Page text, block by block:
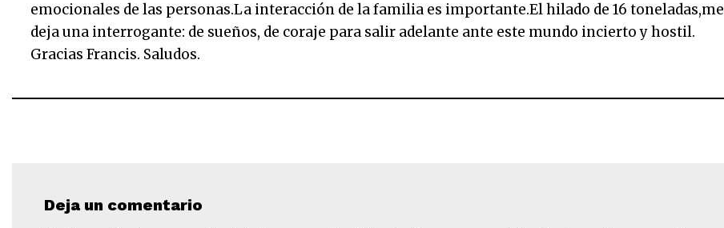
emocionales de las personas.La interacción de la familia es importante.El hilado de 16 toneladas,me
deja una interrogante: de sueños, de coraje para salir adelante ante este mundo incierto y hostil.
Gracias Francis. Saludos.
Deja un comentario